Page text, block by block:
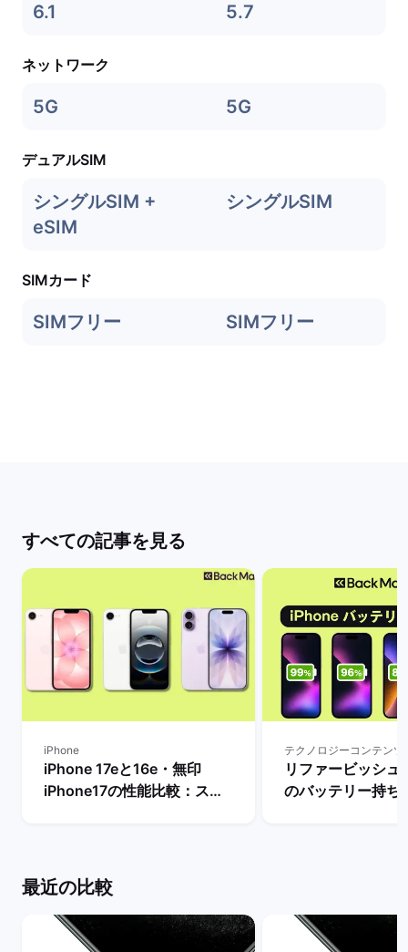
6.1 5.7
ネットワーク
5G 5G
デュアルSIM
シングルSIM +
eSIM
シングルSIM
SIMカード
SIMフリー SIMフリー
すべての記事を見る
iPhone
iPhone 17eと16e・無印
iPhone17の性能比較：スペ
テクノロジーコンテンツ
リファービッシュ
のバッテリー持ち
最近の比較